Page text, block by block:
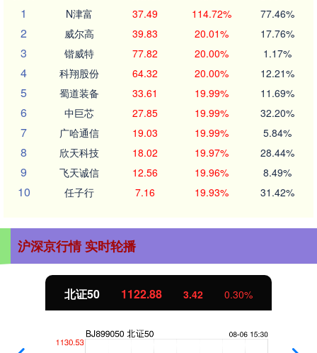
1
N津富 37.49 114.72% 77.46%
2 威尔高 39.83 20.01% 17.76%
3 锴威特 77.82 20.00% 1.17%
4 科翔股份 64.32 20.00% 12.21%
5 蜀道装备 33.61 19.99% 11.69%
6 中巨芯 27.85 19.99% 32.20%
7 广哈通信 19.03 19.99% 5.84%
8 欣天科技 18.02 19.97% 28.44%
9 飞天诚信 12.56 19.96% 8.49%
10 任子行 7.16 19.93% 31.42%
沪深京行情 实时轮播
北证50 1122.88 3.42 0.30%